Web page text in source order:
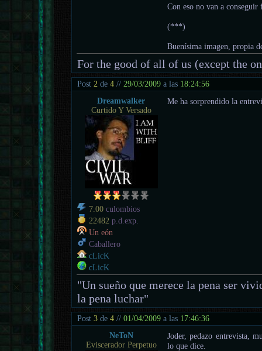
Con eso no van a conseguir
(***)
Buenísima imagen, propia
For the good of all of us (except the
Post 2 de4 // 29/03/2009 a las 18:24:56
Dreamwalker
Curtido Y Versado
7.00 culombios
22482 p.d.exp.
Un eón
Caballero
cLicK
cLicK
Me ha sorprendido la
"Un sueño que merece la pena ser
la pena luchar"
Post3 de4 //01/04/2009 a las 17:46:36
NeToN
Eviscerador Perpetuo
Joder, pedazo entrevista,
lo que dice.